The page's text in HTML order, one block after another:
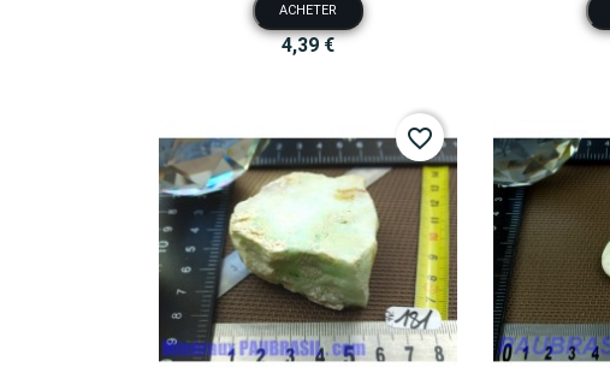
ACHETER
4,39 €
favorite_border